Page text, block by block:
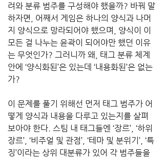
려와 분류 범주를 구성해야 했을까? 바꿔 말
하자면, 어째서 게임은 하나의 양식과 나머
지 양식으로 망라되어야 했으며, 양식이 이
모든 걸 나누는 윤곽이 되어야만 했던 이유
는 무엇인가? 그러니까 왜, 태그 분류 체계
안에 ‘양식화된’은 있는데 ‘내용화된’은 없는
가?
이 문제를 풀기 위해선 먼저 태그 범주가 어
떻게 양식과 내용을 다루고 있는지를 살펴
보아야 한다. 스팀 내 태그들엔 ‘장르’, ‘하위
장르’, ‘비주얼 및 관점’, ‘테마 및 분위기’, ‘특
징’이라는 상위 대분류가 있어 각 범주들을